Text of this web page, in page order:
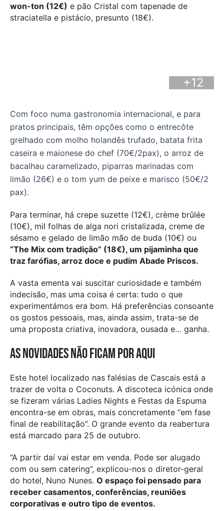
won-ton (12€) e pão Cristal com tapenade de
straciatella e pistácio, presunto (18€).
+12
Com foco numa gastronomia internacional, e para
pratos principais, têm opções como o entrecôte
grelhado com molho holandês trufado, batata frita
caseira e maionese do chef (70€/2pax), o arroz de
bacalhau caramelizado, piparras marinadas com
limão (26€) e o tom yum de peixe e marisco (50€/2
pax).
Para terminar, há crepe suzette (12€), crème brûlée
(10€), mil folhas de alga nori cristalizada, creme de
sésamo e gelado de limão mão de buda (10€) ou
“The Mix com tradição” (18€), um pijaminha que
traz farófias, arroz doce e pudim Abade Priscos.
A vasta ementa vai suscitar curiosidade e também
indecisão, mas uma coisa é certa: tudo o que
experimentámos era bom. Há preferências consoante
os gostos pessoais, mas, ainda assim, trata-se de
uma proposta criativa, inovadora, ousada e… ganha.
As novidades não ficam por aqui
Este hotel localizado nas falésias de Cascais está a
trazer de volta o Coconuts. A discoteca icónica onde
se fizeram várias Ladies Nights e Festas da Espuma
encontra-se em obras, mais concretamente “em fase
final de reabilitação”. O grande evento da reabertura
está marcado para 25 de outubro.
“A partir daí vai estar em venda. Pode ser alugado
com ou sem catering”, explicou-nos o diretor-geral
do hotel, Nuno Nunes. O espaço foi pensado para
receber casamentos, conferências, reuniões
corporativas e outro tipo de eventos.